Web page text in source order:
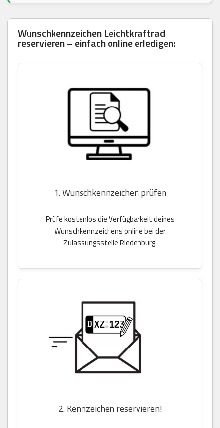
Wunschkennzeichen Leichtkraftrad
reservieren – einfach online erledigen:
1. Wunschkennzeichen prüfen
Prüfe kostenlos die Verfügbarkeit deines
Wunschkennzeichens online bei der
Zulassungsstelle Riedenburg.
2. Kennzeichen reservieren!